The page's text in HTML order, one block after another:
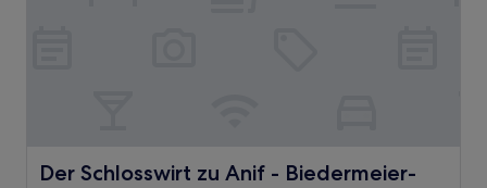
Der Schlosswirt zu Anif - Biedermeier-
Der Schlosswirt zu Anif - Biedermeier-Hotel und